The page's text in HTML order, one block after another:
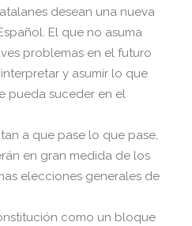
desean una nueva
El que no asuma
problemas en el futuro
y asumir lo que
pueda suceder en el
a que pase lo que pase,
en gran medida de los
elecciones generales de
como un bloque